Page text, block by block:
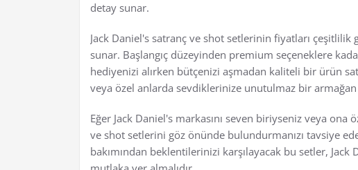
detay sunar.
Jack Daniel's satranç ve shot setlerinin fiyatları
sunar. Başlangıç düzeyinden premium seçeneklere
hediyenizi alırken bütçenizi aşmadan kaliteli bir ürün
veya özel anlarda sevdiklerinize unutulmaz bir
Eğer Jack Daniel's markasını seven biriyseniz veya ona
ve shot setlerini göz önünde bulundurmanızı tavsiye
bakımından beklentilerinizi karşılayacak bu setler, Jack